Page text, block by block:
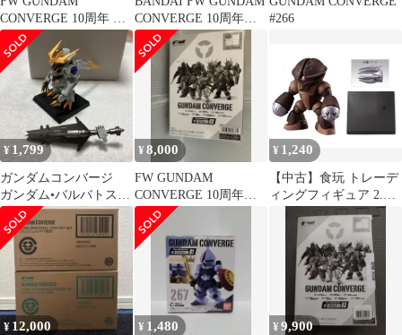
CONVERGE 10周年 三
点セット
CONVERGE 10周年
#SELECTION 01 サザ
ビー(Revive Ver.) 121
#266
¥ 1,799
ガンダムコンバージ
ガンダム•バルバトスル
プスレクス
¥8,000
FW GUNDAM
CONVERGE 10周年
SELECTION 03
¥ 1,240
【中古】食玩 トレーデ
ィングフィギュア 2.ア
ッガイ 「FW GUNDAM
CONVERGE 10周年
#SELECTION 02」
¥ 12,000 ¥ 1,480 ¥9,900